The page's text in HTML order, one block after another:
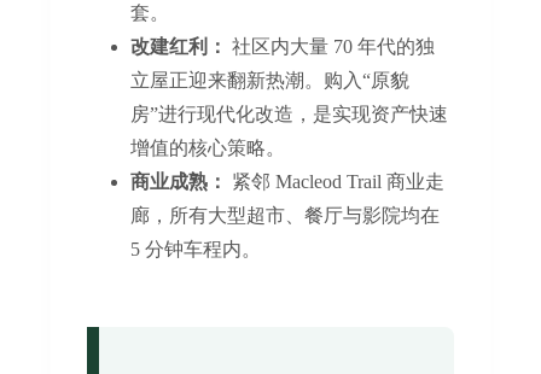
套。
改建红利： 社区内大量 70 年代的独
立屋正迎来翻新热潮。购入“原貌
房”进行现代化改造，是实现资产快速
增值的核心策略。
商业成熟：
紧邻 Macleod Trail 商业走
廊，所有大型超市、餐厅与影院均在
5 分钟车程内。